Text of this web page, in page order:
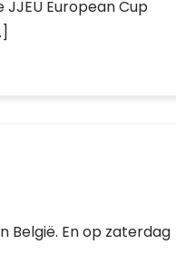
European Cup
België. En op zaterdag